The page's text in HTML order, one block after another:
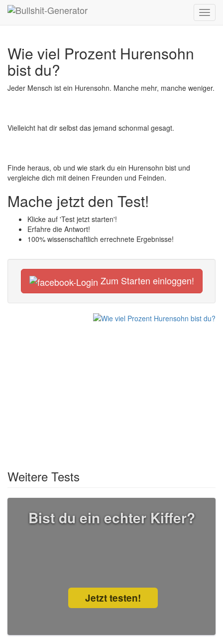
Wie viel Prozent Hurensohn
bist du?
Jeder Mensch ist ein Hurensohn. Manche mehr, manche weniger.
Vielleicht hat dir selbst das jemand schonmal gesagt.
Finde heraus, ob und wie stark du ein Hurensohn bist und
vergleiche dich mit deinen Freunden und Feinden.
Mache jetzt den Test!
Klicke auf 'Test jetzt starten'!
Erfahre die Antwort!
100% wissenschaftlich errechnete Ergebnisse!
Zum Starten einloggen!
Weitere Tests
Bist du ein echter Kiffer?
Jetzt testen!